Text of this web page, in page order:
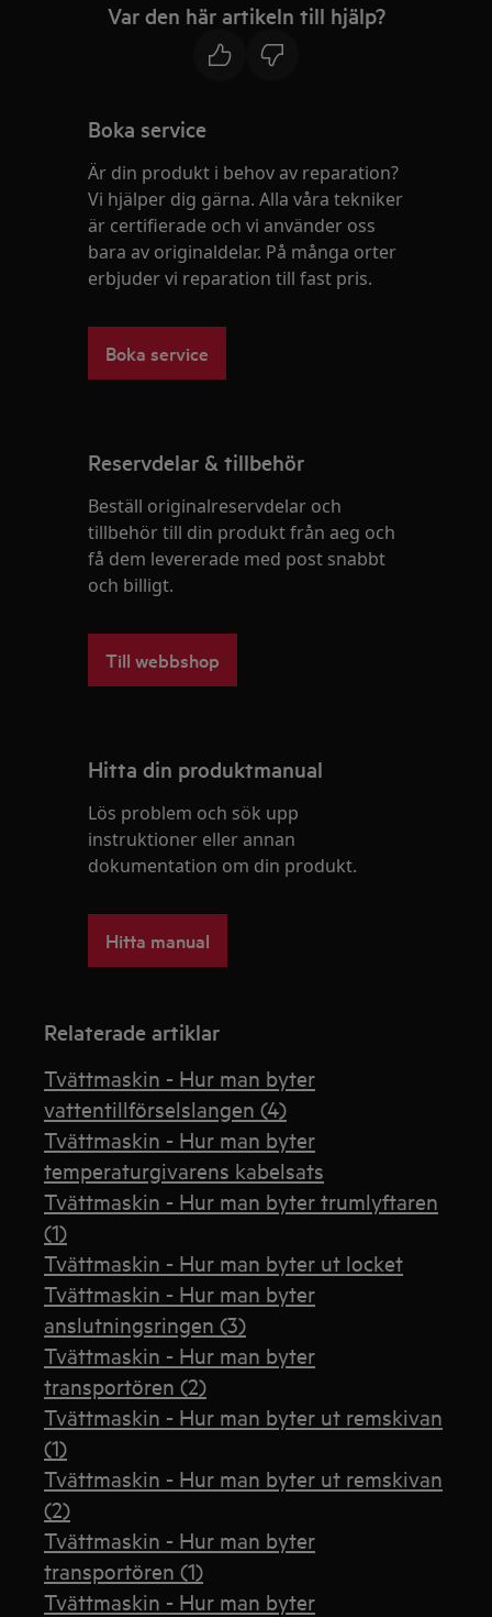
Var den här artikeln till hjälp?
Boka service
Är din produkt i behov av reparation?
Vi hjälper dig gärna. Alla våra tekniker
är certifierade och vi använder oss
bara av originaldelar. På många orter
erbjuder vi reparation till fast pris.
Boka service
Reservdelar & tillbehör
Beställ originalreservdelar och
tillbehör till din produkt från aeg och
få dem levererade med post snabbt
och billigt.
Till webbshop
Hitta din produktmanual
Lös problem och sök upp
instruktioner eller annan
dokumentation om din produkt.
Hitta manual
Relaterade artiklar
Tvättmaskin - Hur man byter
vattentillförselslangen (4)
Tvättmaskin - Hur man byter
temperaturgivarens kabelsats
Tvättmaskin - Hur man byter trumlyftaren
(1)
Tvättmaskin - Hur man byter ut locket
Tvättmaskin - Hur man byter
anslutningsringen (3)
Tvättmaskin - Hur man byter
transportören (2)
Tvättmaskin - Hur man byter ut remskivan
(1)
Tvättmaskin - Hur man byter ut remskivan
(2)
Tvättmaskin - Hur man byter
transportören (1)
Tvättmaskin - Hur man byter